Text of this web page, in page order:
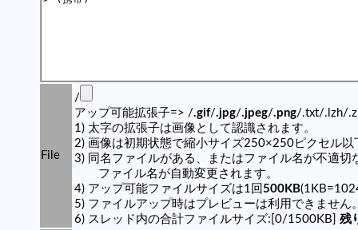
File
/
アップ可能拡張子=> /.gif/.jpg/.jpeg/.png/.txt/.lzh/
1) 太字の拡張子は画像として認識されます。
2) 画像は初期状態で縮小サイズ250×250ピクセル以
3) 同名ファイルがある、またはファイル名が不適切
ファイル名が自動変更されます。
4) アップ可能ファイルサイズは1回 500KB
5) ファイルアップ時はプレビューは利用できません
6) スレッド内の合計ファイルサイズ:[0/1500KB] 残